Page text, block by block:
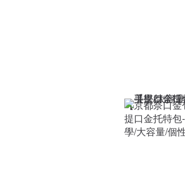
【京都奈口
提口金托特
學/大容量/個